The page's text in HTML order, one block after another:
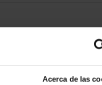
Acerca de las